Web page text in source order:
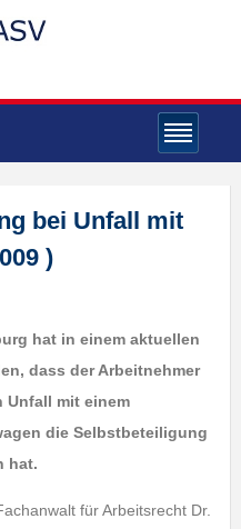
bei Unfall mit
)
hat in einem aktuellen
dass der Arbeitnehmer
Unfall mit einem
die Selbstbeteiligung
hat.
für Arbeitsrecht Dr.